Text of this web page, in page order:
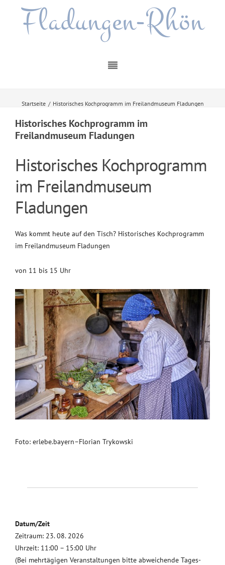
Fladungen-Rhön
Startseite / Historisches Kochprogramm im Freilandmuseum Fladungen
Historisches Kochprogramm im
Freilandmuseum Fladungen
Historisches Kochprogramm
im Freilandmuseum
Fladungen
Was kommt heute auf den Tisch? Historisches Kochprogramm
im Freilandmuseum Fladungen
von 11 bis 15 Uhr
Foto: erlebe.bayern–Florian Trykowski
Datum/Zeit
Zeitraum: 23. 08. 2026
Uhrzeit: 11:00 – 15:00 Uhr
(Bei mehrtägigen Veranstaltungen bitte abweichende Tages-